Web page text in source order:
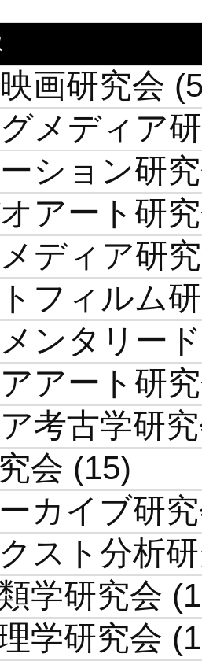
画研究会
メディア
ション研
アート研
ディア研
フィルム
ンタリー
アート研
考古学研
会 (15)
カイブ研
スト分析
学研究会
学研究会